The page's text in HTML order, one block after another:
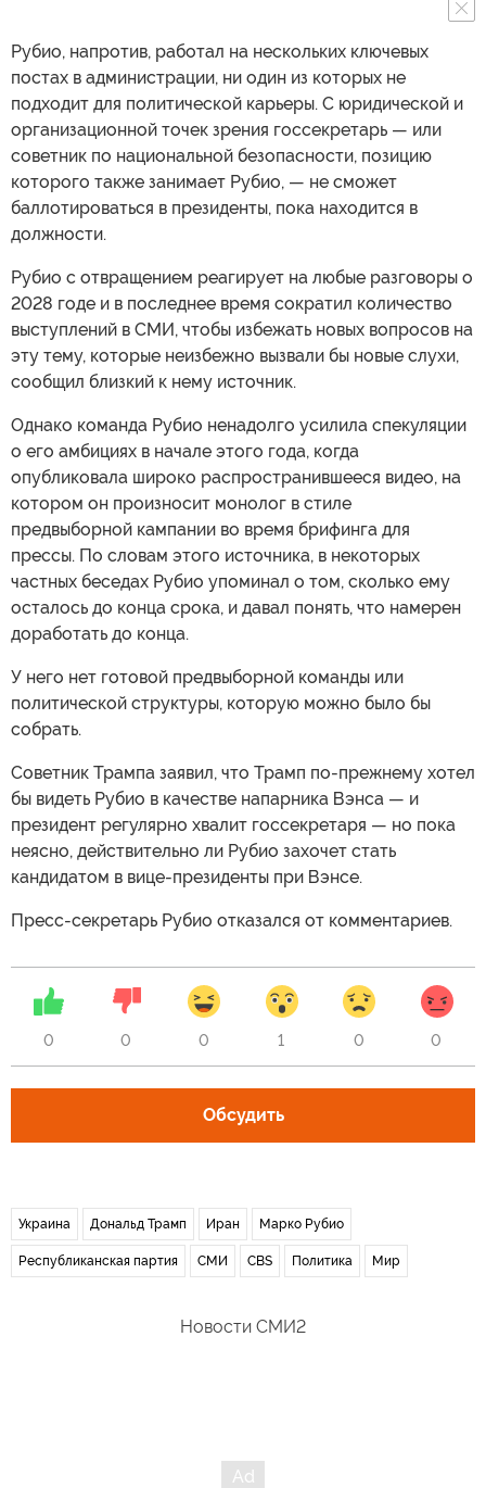
Рубио, напротив, работал на нескольких ключевых
постах в администрации, ни один из которых не
подходит для политической карьеры. С юридической и
организационной точек зрения госсекретарь — или
советник по национальной безопасности, позицию
которого также занимает Рубио, — не сможет
баллотироваться в президенты, пока находится в
должности.
Рубио с отвращением реагирует на любые разговоры о
2028 годе и в последнее время сократил количество
выступлений в СМИ, чтобы избежать новых вопросов на
эту тему, которые неизбежно вызвали бы новые слухи,
сообщил близкий к нему источник.
Однако команда Рубио ненадолго усилила спекуляции
о его амбициях в начале этого года, когда
опубликовала широко распространившееся видео, на
котором он произносит монолог в стиле
предвыборной кампании во время брифинга для
прессы. По словам этого источника, в некоторых
частных беседах Рубио упоминал о том, сколько ему
осталось до конца срока, и давал понять, что намерен
доработать до конца.
У него нет готовой предвыборной команды или
политической структуры, которую можно было бы
собрать.
Советник Трампа заявил, что Трамп по-прежнему хотел
бы видеть Рубио в качестве напарника Вэнса — и
президент регулярно хвалит госсекретаря — но пока
неясно, действительно ли Рубио захочет стать
кандидатом в вице-президенты при Вэнсе.
Пресс-секретарь Рубио отказался от комментариев.
0 0 0 1 0 0
Обсудить
Украина Дональд Трамп Иран Марко Рубио
Республиканская партия СМИ CBS Политика Мир
Новости СМИ2